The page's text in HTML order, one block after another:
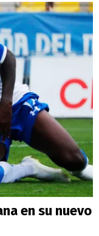
en su nuevo